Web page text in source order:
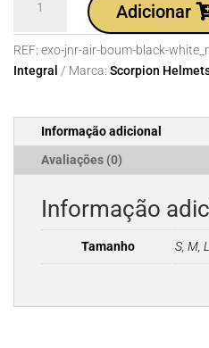
EXO-
JNR
AIR
Black-
White
Adicionar
REF: exo-jnr-air-boum-black-
Integral
Marca: Scorpion
Informação adicional
Avaliações (0)
Informação
Tamanho S, M, L